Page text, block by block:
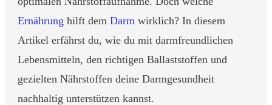
Ernährung hilft dem Darm wirklich? In diesem
Artikel erfährst du, wie du mit darmfreundlichen
Lebensmitteln, den richtigen Ballaststoffen und
gezielten Nährstoffen deine Darmgesundheit
nachhaltig unterstützen kannst.